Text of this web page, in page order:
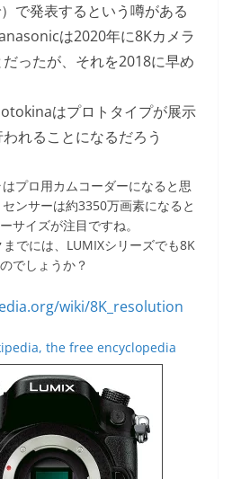
で発表するという噂がある
は2020年に8Kカメラ
ったが、それを2018に早め
はプロトタイプが展示
れることになるだろう
プロ用カムコーダーになると思
ンサーは約3350万画素になると
サイズが注目ですね。
でには、LUMIXシリーズでも8K
でしょうか？
the free encyclopedia